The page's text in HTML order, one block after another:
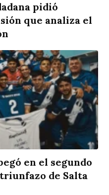
pidió
que analiza el
en el segundo
de Salta